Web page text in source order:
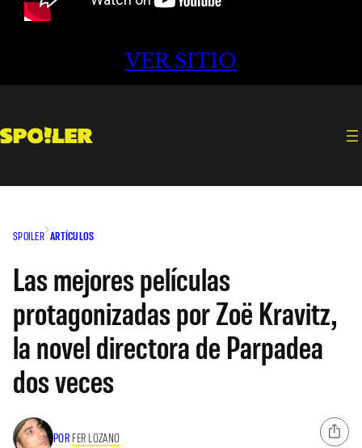
VER SITIO
SPOILER ARTÍCULOS
Las mejores películas
protagonizadas por Zoë Kravitz,
la novel directora de Parpadea
dos veces
POR FER LOZANO